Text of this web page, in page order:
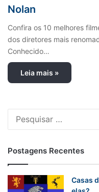
Nolan
Confira os 10 melhores
dos diretores mais
Conhecido…
Leia mais »
Postagens Recentes
Casas